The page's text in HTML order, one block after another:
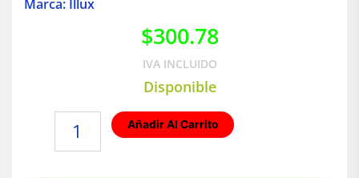
Marca: Illux
$300.78
IVA INCLUIDO
Disponible
Añadir Al Carrito